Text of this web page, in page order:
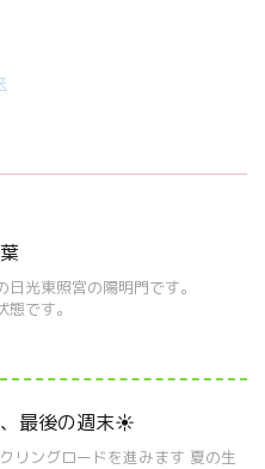
の日光東照宮の陽明門です。
状態です。
最後の週末☀
リングロードを進みます 夏の生